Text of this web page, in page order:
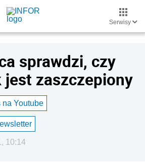
Serwisy
sprawdzi, czy
jest zaszczepiony
na Youtube
10:14